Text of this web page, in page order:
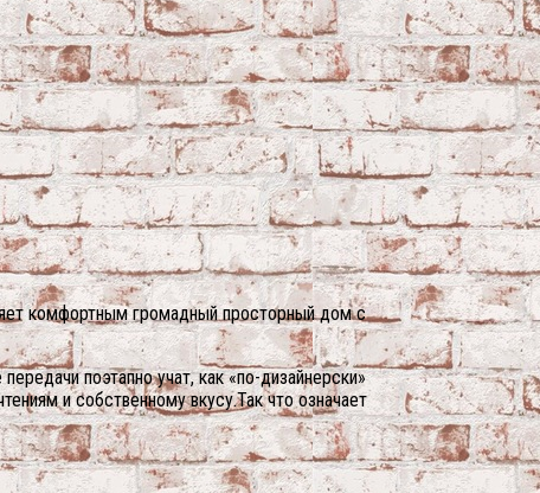
комфортным громадный просторный дом с
поэтапно учат, как «по-дизайнерски»
и собственному вкусу.Так что означает